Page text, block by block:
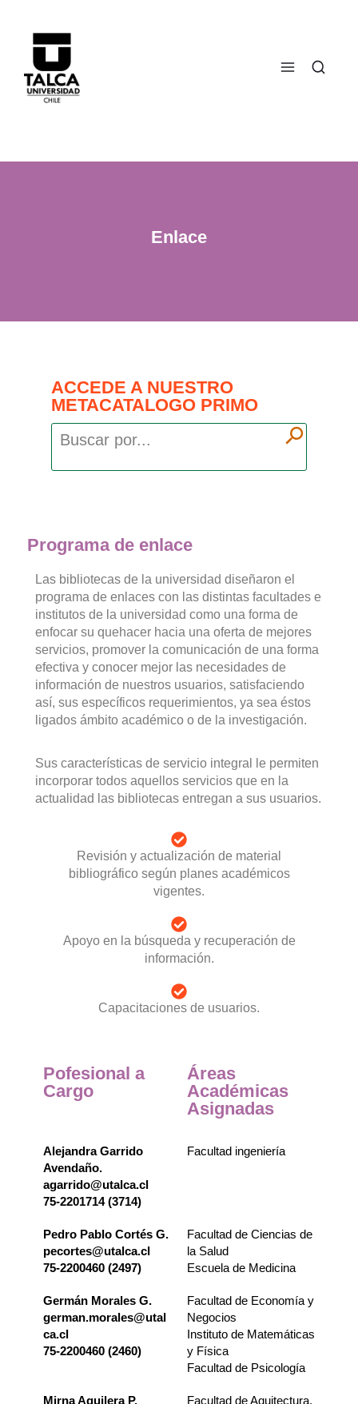
Enlace
ACCEDE A NUESTRO
METACATALOGO PRIMO
Programa de enlace
Las bibliotecas de la universidad diseñaron el
programa de enlaces con las distintas facultades e
institutos de la universidad como una forma de
enfocar su quehacer hacia una oferta de mejores
servicios, promover la comunicación de una forma
efectiva y conocer mejor las necesidades de
información de nuestros usuarios, satisfaciendo
así­, sus específicos requerimientos, ya sea éstos
ligados ámbito académico o de la investigación.
Sus características de servicio integral le permiten
incorporar todos aquellos servicios que en la
actualidad las bibliotecas entregan a sus usuarios.
Revisión y actualización de material
bibliográfico según planes académicos
vigentes.
Apoyo en la búsqueda y recuperación de
información.
Capacitaciones de usuarios.
Pofesional a
Cargo
Áreas
Académicas
Asignadas
Alejandra Garrido
Avendaño.
agarrido@utalca.cl
75-2201714 (3714)
Facultad ingeniería
Pedro Pablo Cortés G.
pecortes@utalca.cl
75-2200460 (2497)
Facultad de Ciencias de
la Salud
Escuela de Medicina
Germán Morales G.
german.morales@utal
ca.cl
75-2200460 (2460)
Facultad de Economía y
Negocios
Instituto de Matemáticas
y Física
Facultad de Psicología
Mirna Aguilera P.
Facultad de Aquitectura,